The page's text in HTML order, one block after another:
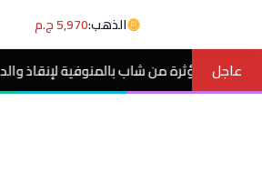
الذهب:5,970 ج.م
عاجل
5 سنوات من المعاناة مع ورم غامض.. فيديو